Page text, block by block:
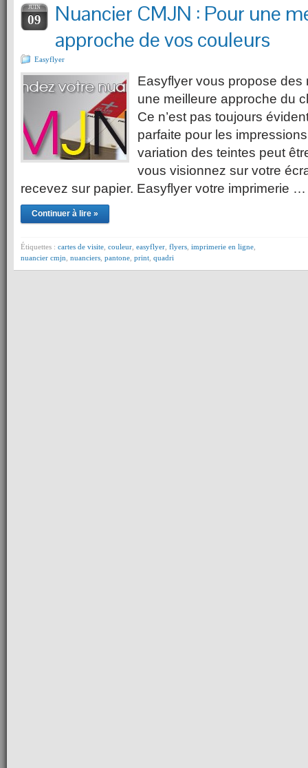
JUIN
09
Nuancier CMJN : Pour une
approche de vos couleurs
Easyflyer
Easyflyer vous propose des
une meilleure approche du
Ce n’est pas toujours
parfaite pour les
variation des teintes peut
vous visionnez sur votre
recevez sur papier. Easyflyer votre imprimerie …
Continuer à lire »
Étiquettes : cartes de visite couleur easyflyer flyers imprimerie en ligne
nuancier cmjn nuanciers pantone print quadri